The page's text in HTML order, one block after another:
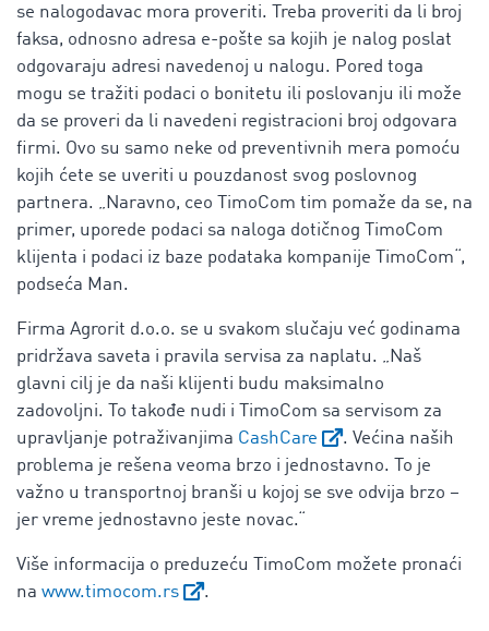
se nalogodavac mora proveriti. Treba proveriti da li broj
faksa, odnosno adresa e-pošte sa kojih je nalog poslat
odgovaraju adresi navedenoj u nalogu. Pored toga
mogu se tražiti podaci o bonitetu ili poslovanju ili može
da se proveri da li navedeni registracioni broj odgovara
firmi. Ovo su samo neke od preventivnih mera pomoću
kojih ćete se uveriti u pouzdanost svog poslovnog
partnera. „Naravno, ceo TimoCom tim pomaže da se, na
primer, uporede podaci sa naloga dotičnog TimoCom
klijenta i podaci iz baze podataka kompanije TimoCom“,
podseća Man.
Firma Agrorit d.o.o. se u svakom slučaju već godinama
pridržava saveta i pravila servisa za naplatu. „Naš
glavni cilj je da naši klijenti budu maksimalno
zadovoljni. To takođe nudi i TimoCom sa servisom za
upravljanje potraživanjima CashCare
. Većina naših
problema je rešena veoma brzo i jednostavno. To je
važno u transportnoj branši u kojoj se sve odvija brzo –
jer vreme jednostavno jeste novac.“
Više informacija o preduzeću TimoCom možete pronaći
na www.timocom.rs .